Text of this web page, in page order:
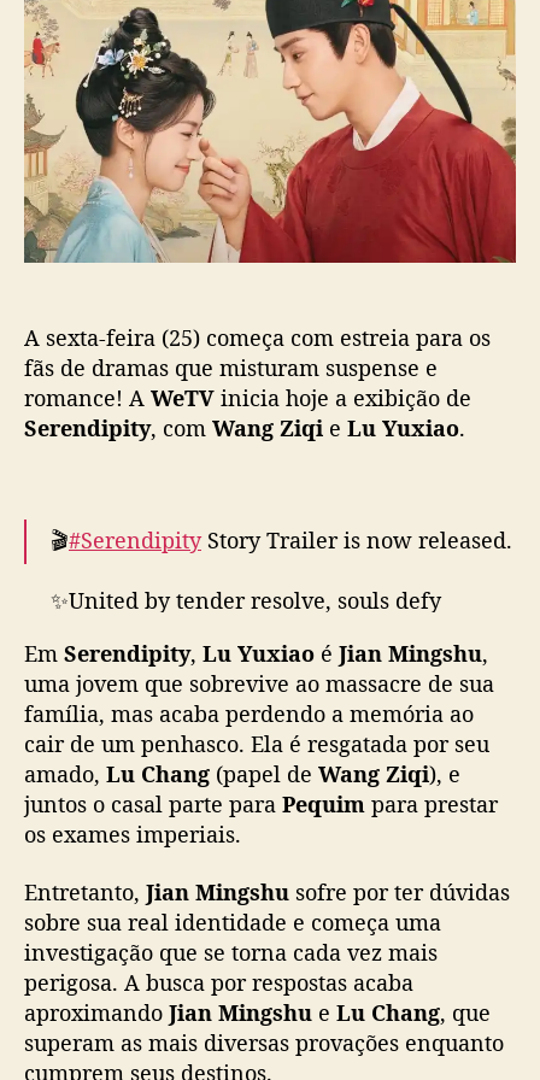
c
o
m
u
m
o
d
t
p
u
b
l
i
c
a
ç
ã
Y
u
x
a
o
o
m
a
a
j
d
W
n
g
Z
q
i
p
a
d
e
c
o
b
A sexta-feira (25) começa com estreia para os
fãs de dramas que misturam suspense e
romance! A WeTV inicia hoje a exibição de
Serendipity, com Wang Ziqi e Lu Yuxiao.
🎬#SerendipityStory Trailer is now released.
✨United by tender resolve, souls defy
luminous courage.
🌟Starring#WangZiqi #LuYuxiao
#WangHongyi #KongXueer #WangXichao
#HeQiu#榜上佳婿 #王子奇 #卢昱晓#王弘毅#孔
雪儿#汪汐潮#鹤秋…
pic.twitter.com/FEV0Il2GWD
— WeTV.Official (@WeTVOfficial)April 25,
2025
Em Serendipity, Lu Yuxiao é Jian Mingshu,
uma jovem que sobrevive ao massacre de sua
família, mas acaba perdendo a memória ao
cair de um penhasco. Ela é resgatada por seu
amado, Lu Chang (papel de Wang Ziqi), e
juntos o casal parte para Pequim para prestar
os exames imperiais.
Entretanto, Jian Mingshu sofre por ter dúvidas
sobre sua real identidade e começa uma
investigação que se torna cada vez mais
perigosa. A busca por respostas acaba
aproximando Jian Mingshu e Lu Chang, que
superam as mais diversas provações enquanto
cumprem seus destinos.